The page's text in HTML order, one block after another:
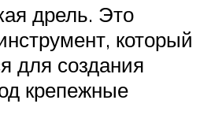
дрель. Это
который
для создания
крепежные